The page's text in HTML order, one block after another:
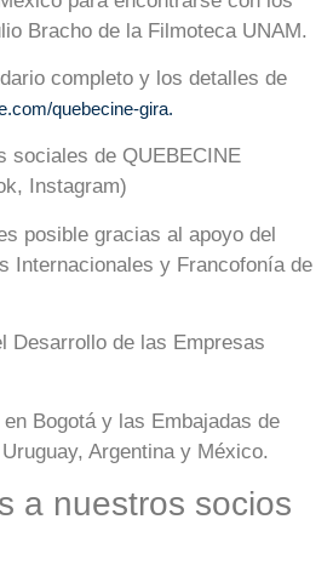
Bracho de la Filmoteca UNAM.
completo y los detalles de
quebecine-gira.
sociales de QUEBECINE
Instagram)
posible gracias al apoyo del
Internacionales y Francofonía de
Desarrollo de las Empresas
Bogotá y las Embajadas de
Argentina y México.
a nuestros socios